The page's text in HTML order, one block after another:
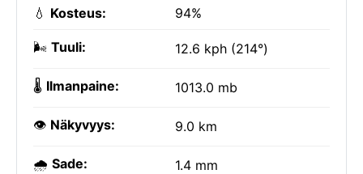
💧 Kosteus: 94%
🌬️ Tuuli: 12.6 kph (214°)
🌡️ Ilmanpaine: 1013.0 mb
👁️ Näkyvyys: 9.0 km
🌧️ Sade: 1.4 mm